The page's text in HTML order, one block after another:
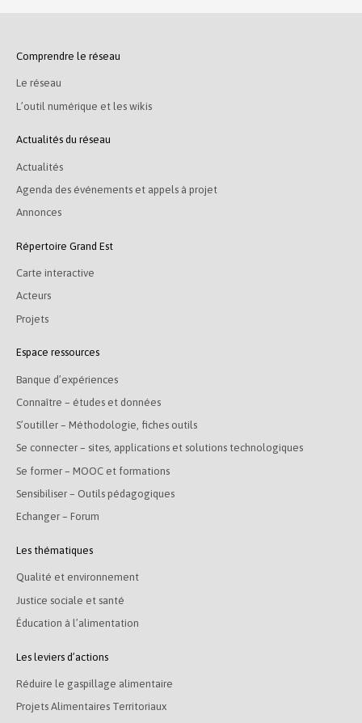
Comprendre le réseau
Le réseau
L’outil numérique et les wikis
Actualités du réseau
Actualités
Agenda des événements et appels à projet
Annonces
Répertoire Grand Est
Carte interactive
Acteurs
Projets
Espace ressources
Banque d’expériences
Connaître – études et données
S’outiller – Méthodologie, fiches outils
Se connecter – sites, applications et solutions technologiques
Se former – MOOC et formations
Sensibiliser – Outils pédagogiques
Echanger – Forum
Les thématiques
Qualité et environnement
Justice sociale et santé
Éducation à l’alimentation
Les leviers d’actions
Réduire le gaspillage alimentaire
Projets Alimentaires Territoriaux